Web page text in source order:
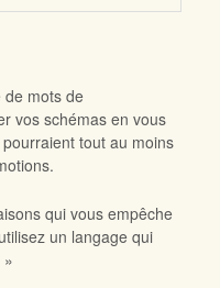
de mots de
vos schémas en vous
tout au moins
qui vous empêche
un langage qui